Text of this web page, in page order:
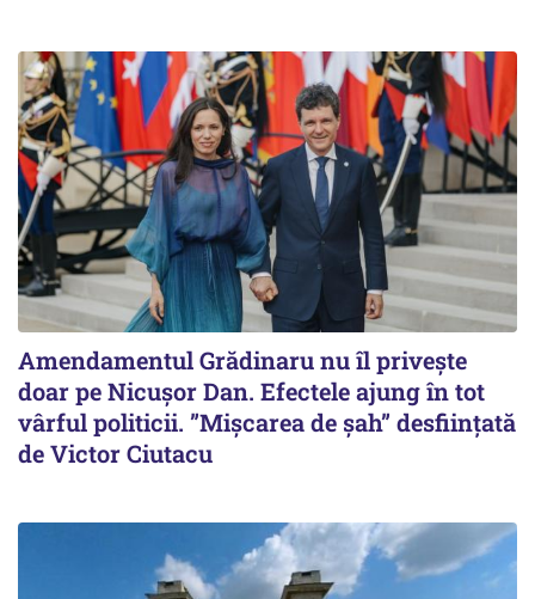
Amendamentul Grădinaru nu îl privește
doar pe Nicușor Dan. Efectele ajung în tot
vârful politicii. ”Mișcarea de șah” desființată
de Victor Ciutacu